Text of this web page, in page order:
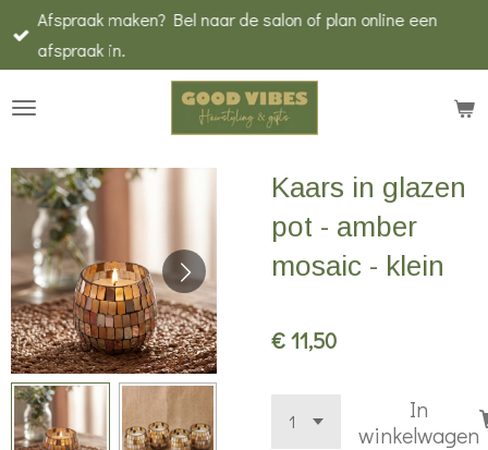
direct
de
Afspraak maken? Bel naar de salon of plan online een
afspraak in.
Kaars in glazen
pot - amber
mosaic - klein
€ 11,50
In
winkelwagen